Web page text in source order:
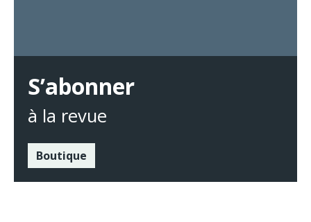
S’abonner
à la revue
Boutique